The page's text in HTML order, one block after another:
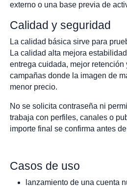
externo o una base previa de
Calidad y seguridad
La calidad básica sirve para
La calidad alta mejora
entrega cuidada, mejor retención
campañas donde la imagen de
menor precio.
No se solicita contraseña ni
trabaja con perfiles, canales o
importe final se confirma antes
Casos de uso
lanzamiento de una cuenta